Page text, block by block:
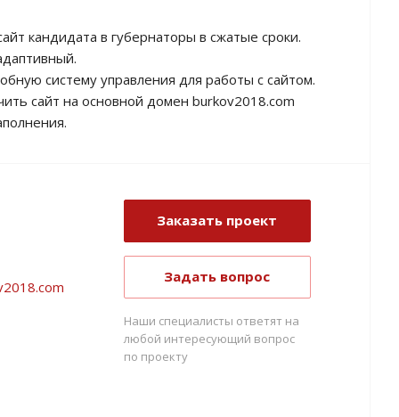
кандидата в губернаторы в сжатые сроки.
систему управления для работы с сайтом.
сайт на основной домен burkov2018.com
Заказать проект
Задать вопрос
Наши специалисты ответят на
любой интересующий вопрос
по проекту